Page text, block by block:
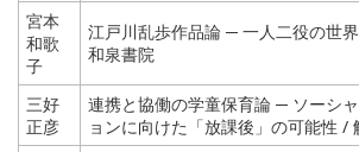
宮本
和歌
子
江戸川乱歩作品論 ─ 一人二役の世
和泉書院
三好
正彦
連携と協働の学童保育論 ─ ソーシ
ョンに向けた「放課後」の可能性 /